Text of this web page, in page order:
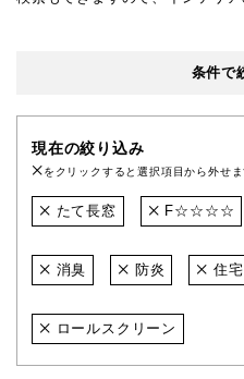
条件で
現在の絞り込み
をクリックすると選択項目から外せま
たて長窓 F☆☆☆☆
消臭 防炎 住宅
ロールスクリーン